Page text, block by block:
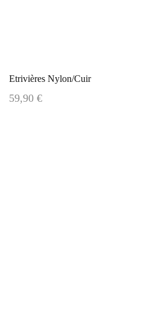
Etrivières Nylon/cuir
59,90 €